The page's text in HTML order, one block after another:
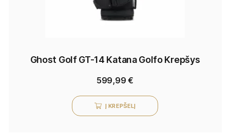
Ghost Golf GT-14 Katana Golfo Krepšys
599,99€
Į KREPŠELĮ